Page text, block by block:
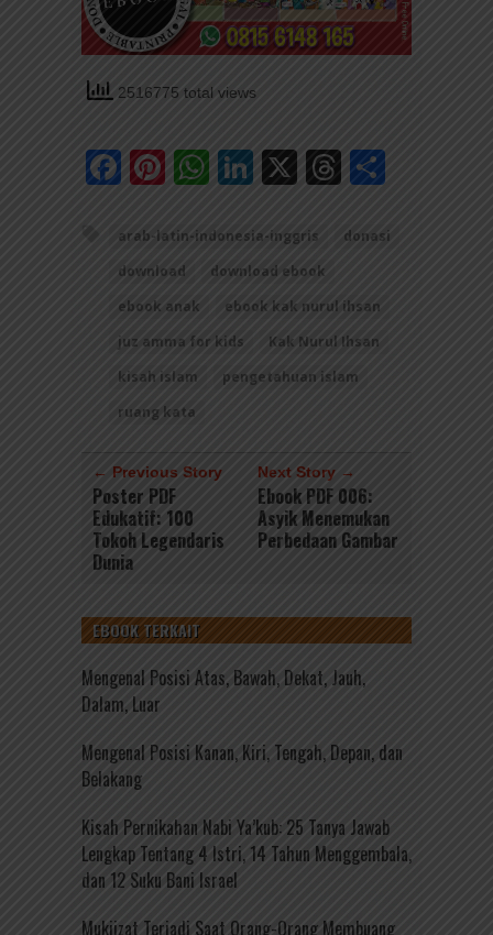
2516775 total views
Facebook
Pinterest
WhatsApp
LinkedIn
X Threads
arab-latin-indonesia-inggris
donasi
download
download ebook
ebook anak
ebook kak nurul ihsan
juz amma for kids
Kak Nurul Ihsan
kisah islam
pengetahuan islam
ruang kata
← Previous Story
Poster PDF
Edukatif: 100
Tokoh Legendaris
Dunia
Next Story →
Ebook PDF 006:
Asyik Menemukan
Perbedaan Gambar
EBOOK TERKAIT
Mengenal Posisi Atas, Bawah, Dekat, Jauh,
Dalam, Luar
Mengenal Posisi Kanan, Kiri, Tengah, Depan, dan
Belakang
Kisah Pernikahan Nabi Ya’kub: 25 Tanya Jawab
Lengkap Tentang 4 Istri, 14 Tahun Menggembala,
dan 12 Suku Bani Israel
Mukjizat Terjadi Saat Orang-Orang Membuang